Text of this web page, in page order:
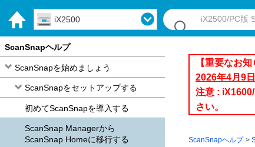
iX2500
ScanSnapヘルプ
ScanSnapを始めましょう
ScanSnapをセットアップする
初めてScanSnapを導入する
ScanSnap Managerから
ScanSnap Homeに移行する
【重要なお知
2026年4月9
注意 :
さい。
ScanSnapヘルプ